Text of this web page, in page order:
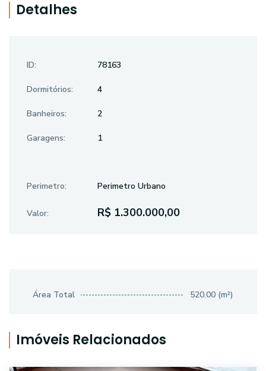
Detalhes
ID: 78163
Dormitórios: 4
Banheiros: 2
Garagens: 1
Perimetro: Perimetro Urbano
Valor: R$ 1.300.000,00
Área Total 520.00 (m²)
Imóveis Relacionados